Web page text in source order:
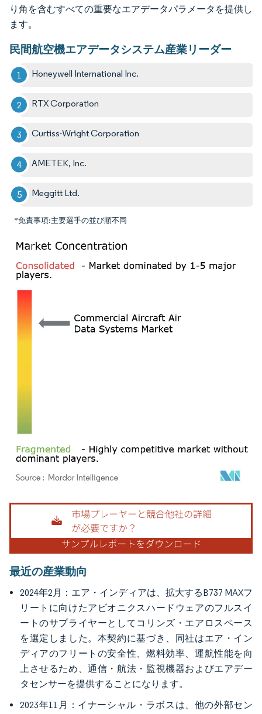
り角を含むすべての重要なエアデータパラメータを提供し
ます。
民間航空機エアデータシステム産業リーダー
Honeywell International Inc.
RTX Corporation
Curtiss-Wright Corporation
AMETEK, Inc.
Meggitt Ltd.
*免責事項:主要選手の並び順不同
画像 © Mordor Intelligence。再利用にはCC BY 4.0の表示が必要です。
最近の産業動向
2024年2月：エア・インディアは、拡大するB737 MAXフ
リートに向けたアビオニクスハードウェアのフルスイ
ートのサプライヤーとしてコリンズ・エアロスペース
を選定しました。本契約に基づき、同社はエア・イン
ディアのフリートの安全性、燃料効率、運航性能を向
上させるため、通信・航法・監視機器およびエアデー
タセンサーを提供することになります。
2023年11月：イナーシャル・ラボスは、他の外部セン